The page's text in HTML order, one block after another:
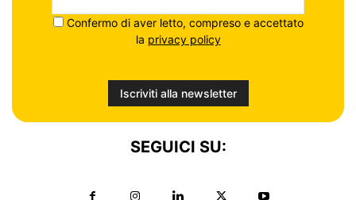
Confermo di aver letto, compreso e accettato
la privacy policy
SEGUICI SU: